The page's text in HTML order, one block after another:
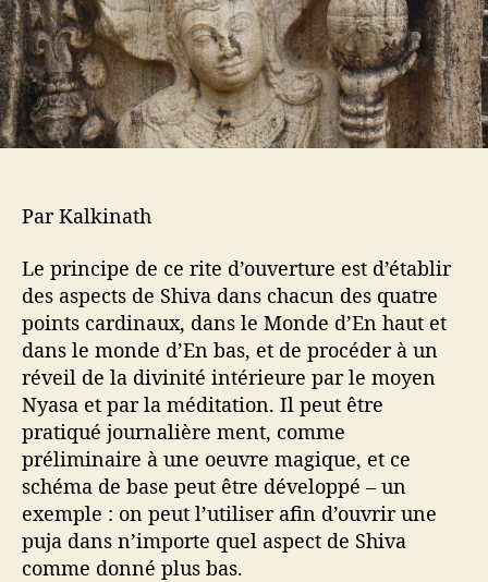
a
r
t
i
c
l
e
t
i
c
l
e
Par Kalkinath
Le principe de ce rite d’ouverture est d’établir
des aspects de Shiva dans chacun des quatre
points cardinaux, dans le Monde d’En haut et
dans le monde d’En bas, et de procéder à un
réveil de la divinité intérieure par le moyen
Nyasa et par la méditation. Il peut être
pratiqué journalière ment, comme
préliminaire à une oeuvre magique, et ce
schéma de base peut être développé – un
exemple : on peut l’utiliser afin d’ouvrir une
puja dans n’importe quel aspect de Shiva
comme donné plus bas.